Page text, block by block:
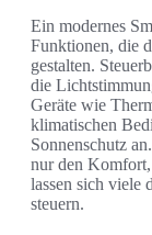
Ein modernes
Funktionen, die
gestalten.
die
Geräte wie
klimatischen
Sonnenschutz
nur den
lassen sich viele
steuern.